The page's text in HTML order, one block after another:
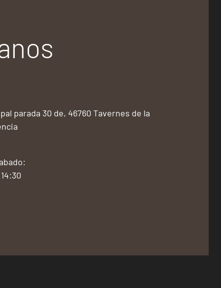
parada 30 de, 46760 Tavernes de la